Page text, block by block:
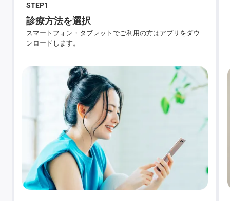
STEP1
診療方法を選択
スマートフォン・タブレットでご利用の方はアプリをダウ
ンロードします。